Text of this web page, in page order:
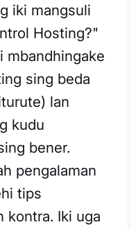
iki mangsuli
Hosting?"
mbandhingake
sing beda
lan
kudu
bener.
pengalaman
tips
kontra. Iki uga